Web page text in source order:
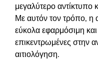
μεγαλύτερο αντίκτυπο
Με αυτόν τον τρόπο, η
εύκολα εφαρμόσιμη
επικεντρωμένες στην
αιτιολόγηση.